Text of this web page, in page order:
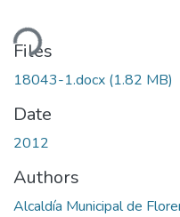
Files
18043-1.docx (1.82 MB)
Date
2012
Authors
Alcaldía Municipal de